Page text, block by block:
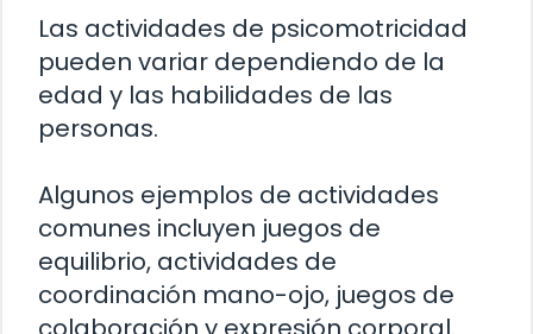
Las actividades de psicomotricidad
pueden variar dependiendo de la
edad y las habilidades de las
personas.
Algunos ejemplos de actividades
comunes incluyen juegos de
equilibrio, actividades de
coordinación mano-ojo, juegos de